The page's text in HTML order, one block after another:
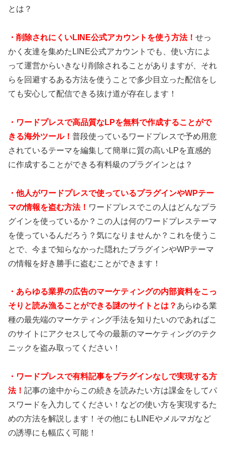
とは？
・ 削除されにくいLINE公式アカウントを使う方法！ せっ
かく友達を集めたLINE公式アカウントでも、使い方によ
って運営からいきなり削除されることがありますが、それ
らを回避するある方法を使うことで多少目立った配信をし
ても安心して配信できる抜け道が存在します！
・ ワードプレスで高品質なLPを無料で作成することがで
きる海外ツール！ 普段使っているワードプレスで予め用意
されているテーマを編集して簡単に質の高いLPを直感的
に作成することができる有料級のプラグインとは？
・ 他人がワードプレスで使っているプラグインやWPテー
マの情報を盗む方法！ ワードプレスでこの人はどんなプラ
グインを使っているか？この人は何のワードプレステーマ
を使っているんだろう？気になりませんか？これを使うこ
とで、今まで知らなかった隠れたプラグインやWPテーマ
の情報を好き勝手に盗むことができます！
・あらゆる業界の広告のマーケティングの内部資料をこっ
そりと読み漁ることができる謎のサイトとは？ あらゆる業
種の最先端のマーケティング手法を知りたいのであればこ
のサイトにアクセスして今の最新のマーケティングのテク
ニックを盗み取ってください！
・ワードプレスで有料記事をプラグインなしで実現する方
法！ 記事の途中からこの続きを読みたい方は課金をしてパ
スワードを入力してください！などの使い方を実現するた
めの方法を解説します！その他にもLINEやメルマガなど
の誘導にも幅広く可能！